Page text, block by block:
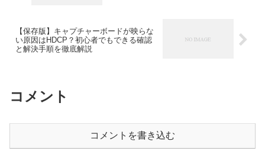
【保存版】キャプチャーボードが映らな
い原因はHDCP？初心者でもできる確認
と解決手順を徹底解説
コメント
コメントを書き込む